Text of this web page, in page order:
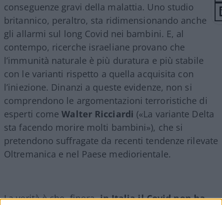
conseguenze gravi della malattia. Uno studio
britannico, peraltro, sta ridimensionando anche
gli allarmi sul long Covid nei bambini. E, al
contempo, ricerche israeliane provano che
l’immunità naturale è più duratura e più stabile
con le varianti rispetto a quella acquisita con
l’iniezione. Dinanzi a queste evidenze, non si
comprendono le argomentazioni terroristiche di
esperti comeWalter Ricciardi («La variante Delta
sta facendo morire molti bambini»), che si
pretendono suffragate da recenti tendenze rilevate
Oltremanica e nel Paese mediorientale.
La verità è che, finora,in Italia il Covid non ha